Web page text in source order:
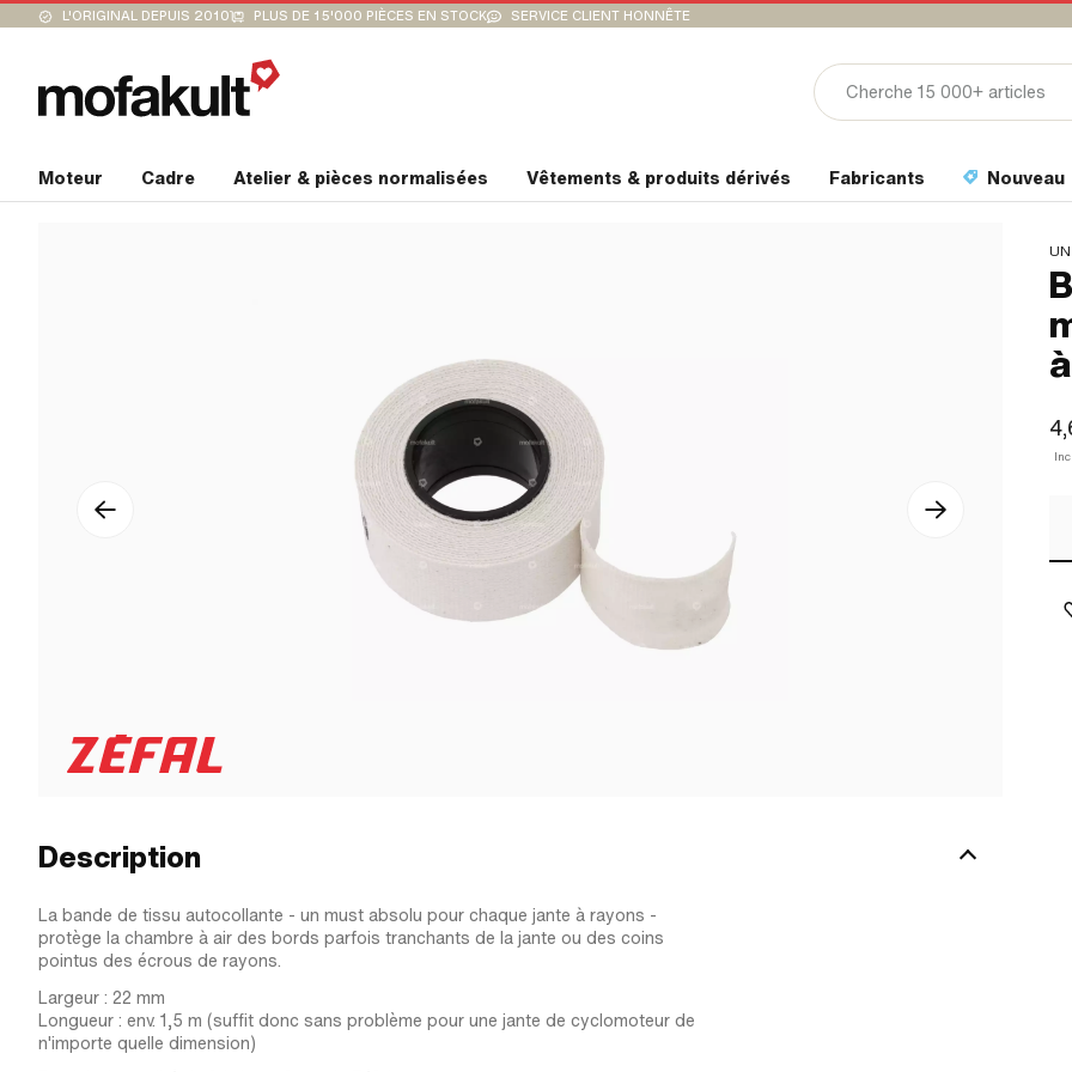
L'ORIGINAL DEPUIS 2010 PLUS DE 15'000 PIÈCES EN STOCK SERVICE CLIENT HONNÊTE
Moteur Cadre Atelier & pièces normalisées Vêtements & produits dérivés Fabricants Nouveau
Description
La bande de tissu autocollante - un must absolu pour chaque jante à rayons -
protège la chambre à air des bords parfois tranchants de la jante ou des coins
pointus des écrous de rayons.
Largeur : 22 mm
Longueur : env. 1,5 m (suffit donc sans problème pour une jante de cyclomoteur de
n'importe quelle dimension)